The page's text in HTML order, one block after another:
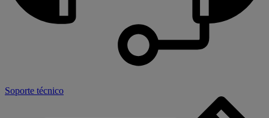
Soporte técnico